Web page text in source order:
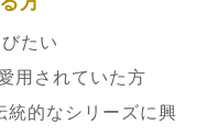
たい
用されていた方
統的なシリーズに興